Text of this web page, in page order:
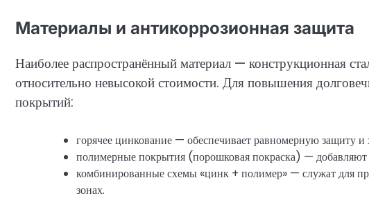
Материалы и антикоррозионная защита
Наиболее распространённый материал — конструкционная
относительно невысокой стоимости. Для повышения
покрытий:
горячее цинкование — обеспечивает равномерную защиту и
полимерные покрытия (порошковая покраска) —
комбинированные схемы «цинк + полимер» — служат для
зонах.